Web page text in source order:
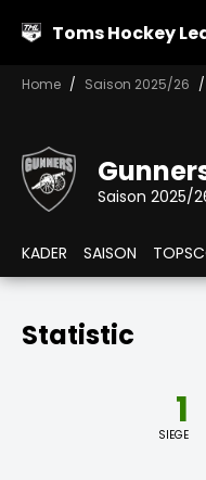
Toms Hockey
Home Saison 2025/26
Saison 2025/
KADER SAISON
Statistic
1
SIEGE